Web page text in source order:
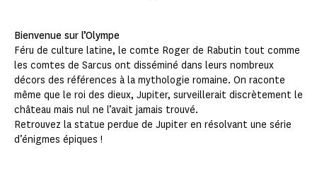
Bienvenue sur l’Olympe
Féru de culture latine, le comte Roger de Rabutin tout comme
les comtes de Sarcus ont disséminé dans leurs nombreux
décors des références à la mythologie romaine. On raconte
même que le roi des dieux, Jupiter, surveillerait discrètement le
château mais nul ne l’avait jamais trouvé.
Retrouvez la statue perdue de Jupiter en résolvant une série
d’énigmes épiques !